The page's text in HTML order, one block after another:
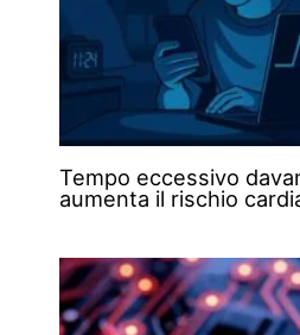
Tempo eccessivo
aumenta il rischio